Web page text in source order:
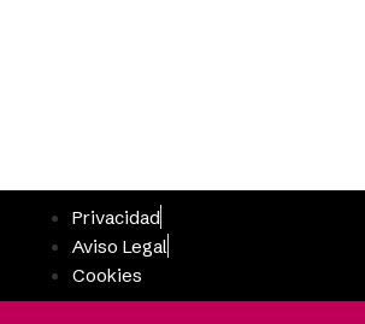
Privacidad
Aviso Legal
Cookies